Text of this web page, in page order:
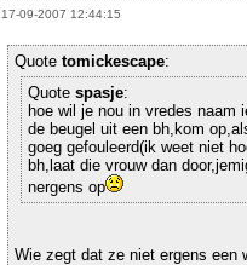
17-09-2007 12:44:15
Quote tomickescape:
Quote spasje:
hoe wil je nou in vredes naam
de beugel uit een bh,kom
goeg gefouleerd(ik weet niet
bh,laat die vrouw dan
nergens op
Wie zegt dat ze niet ergens een